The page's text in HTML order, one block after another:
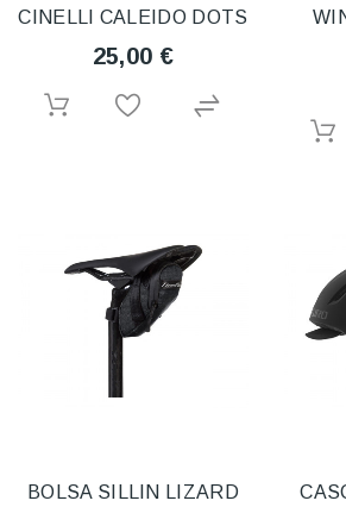
CINELLI CALEIDO DOTS
25,00 €
BOLSA SILLIN LIZARD